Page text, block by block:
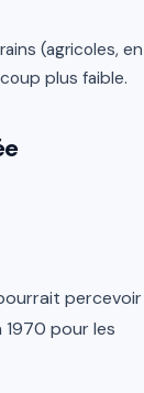
(agricoles, en
plus faible.
percevoir
pour les